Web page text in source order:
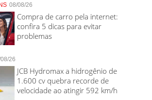
08/08/26
Compra de carro pela internet:
confira 5 dicas para evitar
problemas
26
JCB Hydromax a hidrogênio de
1.600 cv quebra recorde de
velocidade ao atingir 592 km/h